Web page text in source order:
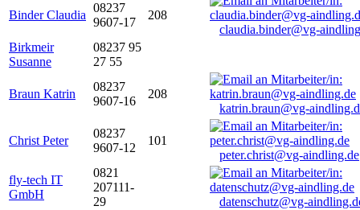
Binder Claudia
08237
9607-17
208
claudia.binder@vg-
Birkmeir
Susanne
08237 95
27 55
Braun Katrin
08237
9607-16
208
katrin.braun@vg-
Christ Peter
08237
9607-12
101
peter.christ@vg-aindling.de
fly-tech IT
GmbH
0821
207111-
29
datenschutz@vg-